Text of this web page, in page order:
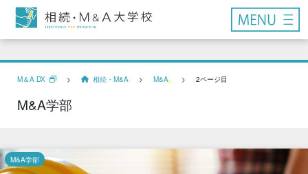
M＆A DX > 相続・M&A >M&A >2ページ目
M&A学部
M&A学部